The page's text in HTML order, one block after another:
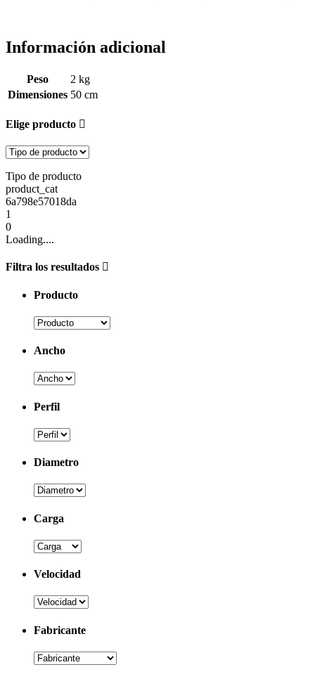
Información adicional
Peso
2 kg
Dimensiones 50 cm
Elige producto
Tipo de producto
product_cat
6a798e57018da
1
0
Loading....
Filtra los resultados
Producto
Ancho
Perfil
Diametro
Carga
Velocidad
Fabricante